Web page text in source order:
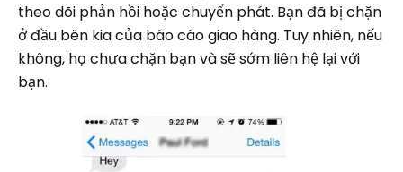
theo dõi phản hồi hoặc chuyển phát. Bạn đã bị chặn
ở đầu bên kia của báo cáo giao hàng. Tuy nhiên, nếu
không, họ chưa chặn bạn và sẽ sớm liên hệ lại với
bạn.